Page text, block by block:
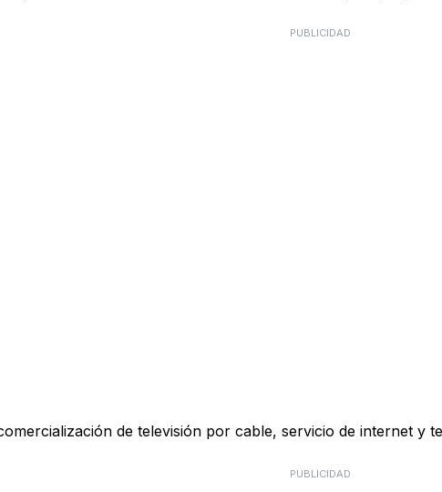
PUBLICIDAD
de televisión por cable, servicio de internet y
PUBLICIDAD